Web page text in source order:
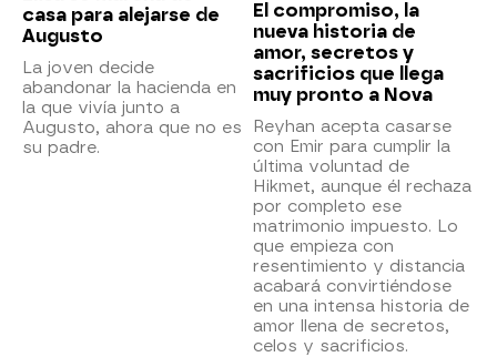
casa para alejarse de
Augusto
La joven decide
abandonar la hacienda en
la que vivía junto a
Augusto, ahora que no es
su padre.
El compromiso, la
nueva historia de
amor, secretos y
sacrificios que llega
muy pronto a Nova
Reyhan acepta casarse
con Emir para cumplir la
última voluntad de
Hikmet, aunque él rechaza
por completo ese
matrimonio impuesto. Lo
que empieza con
resentimiento y distancia
acabará convirtiéndose
en una intensa historia de
amor llena de secretos,
celos y sacrificios.